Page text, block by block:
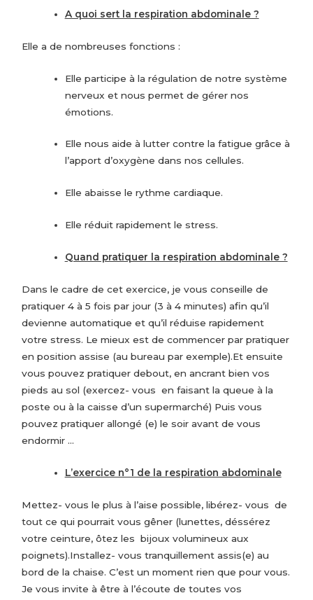
A quoi sert la respiration abdominale ?
Elle a de nombreuses fonctions :
Elle participe à la régulation de notre système
nerveux et nous permet de gérer nos
émotions.
Elle nous aide à lutter contre la fatigue grâce à
l’apport d’oxygène dans nos cellules.
Elle abaisse le rythme cardiaque.
Elle réduit rapidement le stress.
Quand pratiquer la respiration abdominale ?
Dans le cadre de cet exercice, je vous conseille de
pratiquer 4 à 5 fois par jour (3 à 4 minutes) afin qu’il
devienne automatique et qu’il réduise rapidement
votre stress. Le mieux est de commencer par pratiquer
en position assise (au bureau par exemple).Et ensuite
vous pouvez pratiquer debout, en ancrant bien vos
pieds au sol (exercez- vous en faisant la queue à la
poste ou à la caisse d’un supermarché) Puis vous
pouvez pratiquer allongé (e) le soir avant de vous
endormir …
L’exercice n°1 de la respiration abdominale
Mettez- vous le plus à l’aise possible, libérez- vous de
tout ce qui pourrait vous gêner (lunettes, déssérez
votre ceinture, ôtez les bijoux volumineux aux
poignets).Installez- vous tranquillement assis(e) au
bord de la chaise. C’est un moment rien que pour vous.
Je vous invite à être à l’écoute de toutes vos